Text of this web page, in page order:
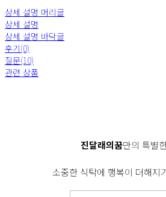
상세 설명 머리글
상세 설명
상세 설명 바닥글
후기(0)
질문(10)
관련 상품
진달래의꿈만의 특별
소중한 식탁에 행복이 더해지